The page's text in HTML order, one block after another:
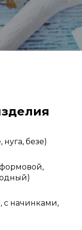
безе)
с начинками,